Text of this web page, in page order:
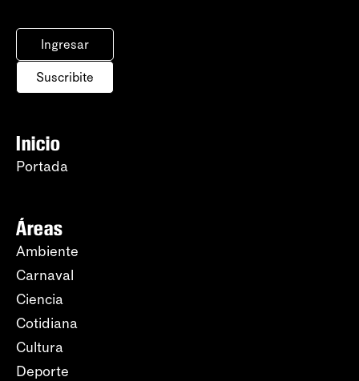
Ingresar
Suscribite
Inicio
Portada
Áreas
Ambiente
Carnaval
Ciencia
Cotidiana
Cultura
Deporte